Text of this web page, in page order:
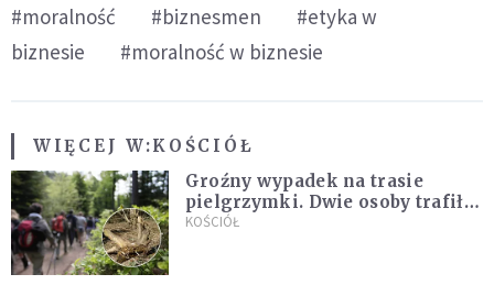
#moralność
#biznesmen
#etyka w
biznesie
#moralność w biznesie
WIĘCEJ W:KOŚCIÓŁ
Groźny wypadek na trasie
pielgrzymki. Dwie osoby trafiły
do szpitala
KOŚCIÓŁ